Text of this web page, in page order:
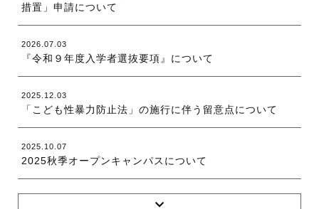
措置」申請について
2026.07.03
『令和９年度入学者選抜要項』について
2025.12.03
「こども性暴力防止法」の施行に伴う留意点について
2025.10.07
2025秋季オープンキャンパスについて